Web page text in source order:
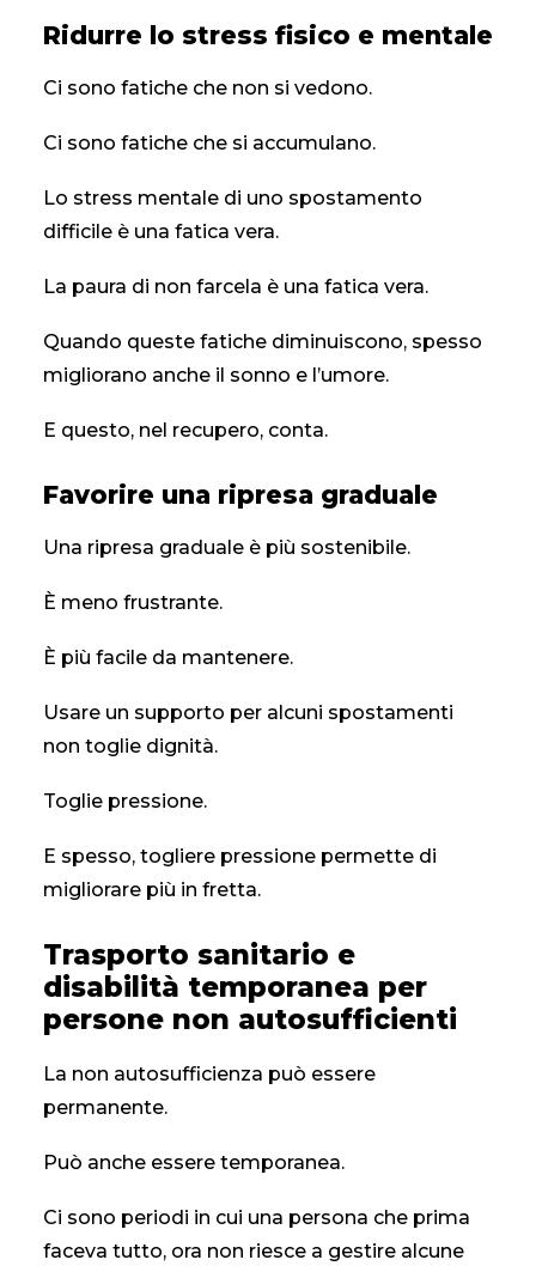
Ridurre lo stress fisico e mentale
Ci sono fatiche che non si vedono.
Ci sono fatiche che si accumulano.
Lo stress mentale di uno spostamento
difficile è una fatica vera.
La paura di non farcela è una fatica vera.
Quando queste fatiche diminuiscono, spesso
migliorano anche il sonno e l’umore.
E questo, nel recupero, conta.
Favorire una ripresa graduale
Una ripresa graduale è più sostenibile.
È meno frustrante.
È più facile da mantenere.
Usare un supporto per alcuni spostamenti
non toglie dignità.
Toglie pressione.
E spesso, togliere pressione permette di
migliorare più in fretta.
Trasporto sanitario e
disabilità temporanea per
persone non autosufficienti
La non autosufficienza può essere
permanente.
Può anche essere temporanea.
Ci sono periodi in cui una persona che prima
faceva tutto, ora non riesce a gestire alcune